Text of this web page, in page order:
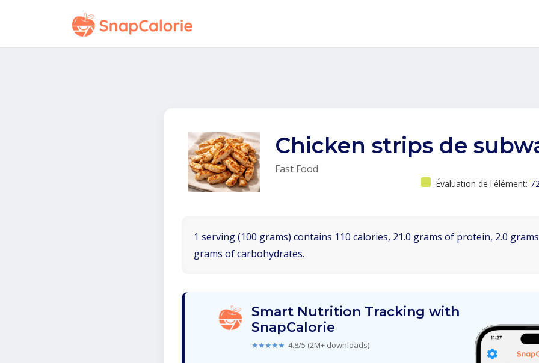
Chicken strips de
Fast Food
Évaluation de l'élément:
1 serving (100 grams) contains 110 calories, 21.0 grams of protein, 2.0
grams of carbohydrates.
Smart Nutrition Tracking with
SnapCalorie
★★★★★ 4.8/5 (2M+ downloads)